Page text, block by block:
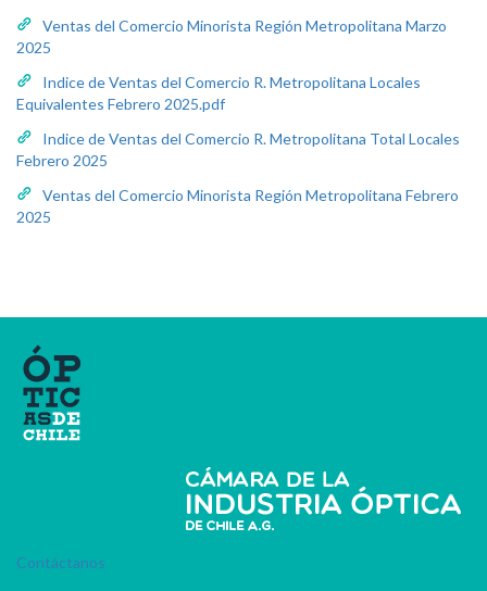
Ventas del Comercio Minorista Región Metropolitana Marzo
2025
Indice de Ventas del Comercio R. Metropolitana Locales
Equivalentes Febrero 2025.pdf
Indice de Ventas del Comercio R. Metropolitana Total Locales
Febrero 2025
Ventas del Comercio Minorista Región Metropolitana Febrero
2025
Contáctanos